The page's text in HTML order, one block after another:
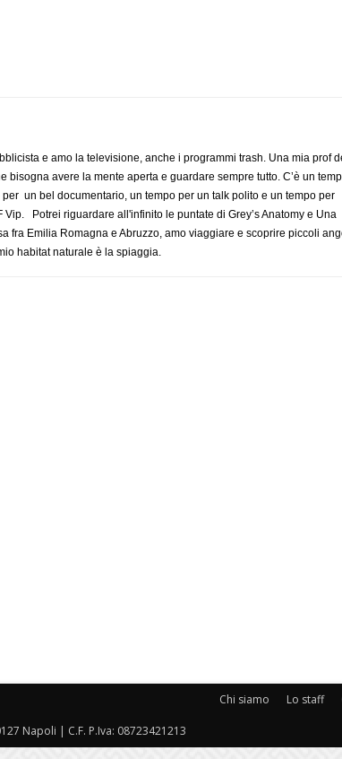
e amo la televisione, anche i programmi trash. Una mia prof
bisogna avere la mente aperta e guardare sempre tutto. C’è un
un bel documentario, un tempo per un talk polito e un tempo per
Vip. Potrei riguardare all'infinito le puntate di Grey’s Anatomy e Una
fra Emilia Romagna e Abruzzo, amo viaggiare e scoprire piccoli
habitat naturale è la spiaggia.
Chi siamo Lo staff
Napoli | C.F. P.Iva: 08723421213